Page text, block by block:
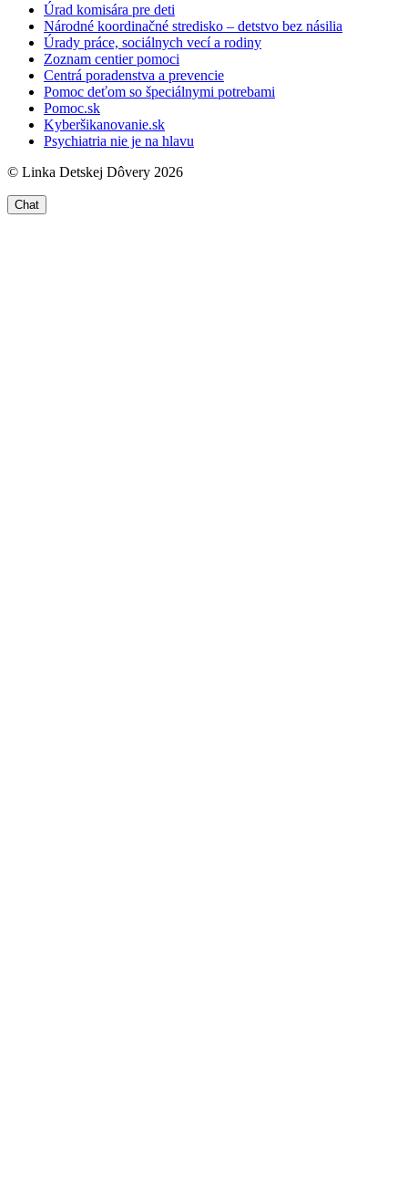
Úrad komisára pre deti
Národné koordinačné stredisko – detstvo bez násilia
Úrady práce, sociálnych vecí a rodiny
Zoznam centier pomoci
Centrá poradenstva a prevencie
Pomoc deťom so špeciálnymi potrebami
Pomoc.sk
Kyberšikanovanie.sk
Psychiatria nie je na hlavu
© Linka Detskej Dôvery 2026